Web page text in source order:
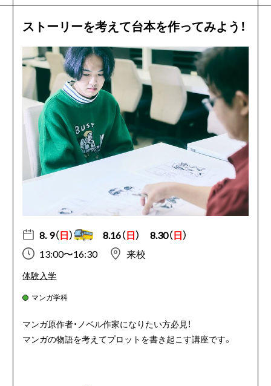
ストーリーを考えて台本を作ってみよう！
8. 9（日） 8.16（日） 8.30（日）
13:00〜16:30
来校
体験入学
マンガ学科
マンガ原作者・ノベル作家になりたい方必見！
マンガの物語を考えてプロットを書き起こす講座です。